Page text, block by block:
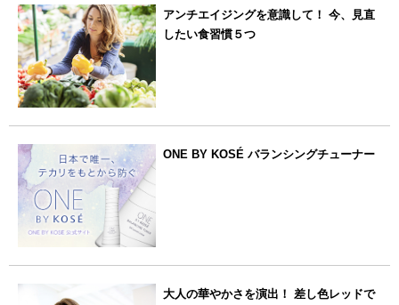
アンチエイジングを意識して！ 今、見直
したい食習慣５つ
ONE BY KOSÉ バランシングチューナー
大人の華やかさを演出！ 差し色レッドで